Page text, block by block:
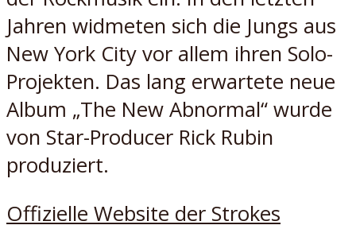
Jahren widmeten sich die Jungs aus
New York City vor allem ihren Solo-
Projekten. Das lang erwartete neue
Album „The New Abnormal“ wurde
von Star-Producer Rick Rubin
produziert.
Offizielle Website der Strokes